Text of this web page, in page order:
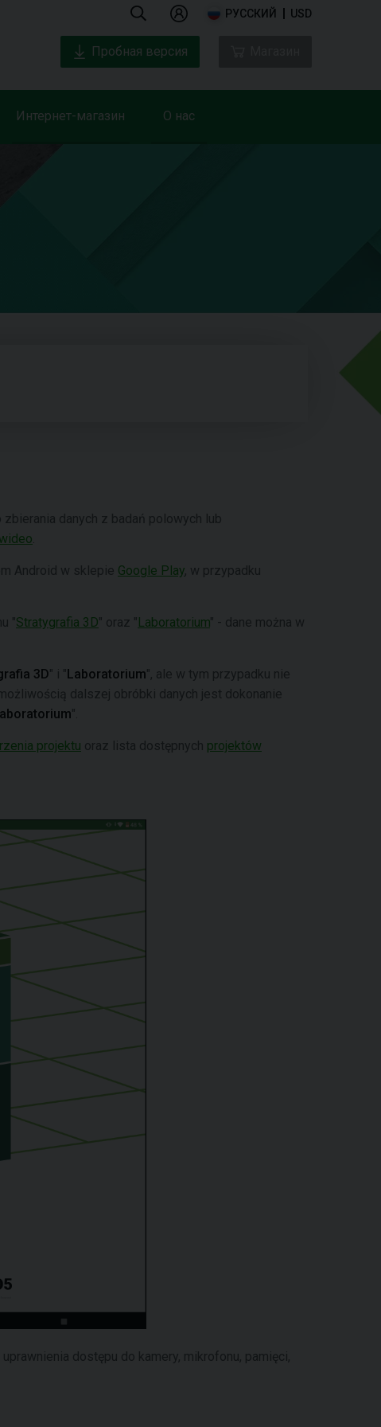
РУССКИЙ USD
Интернет-магазин О нас
Пробная версия
danych z badań polowych lub
wideo
Android w sklepie Google Play, w przypadku
"Stratygrafia 3D" oraz "Laboratorium" - dane można w
3D" i "Laboratorium", ale w tym przypadku nie
dalszej obróbki danych jest dokonanie
".
projektu oraz lista dostępnych projektów
uprawnienia dostępu do kamery, mikrofonu, pamięci,